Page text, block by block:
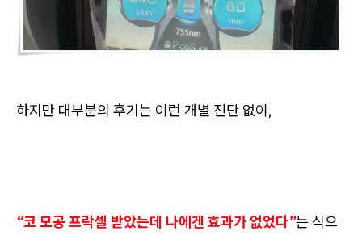
하지만 대부분의 후기는 이런 개별 진단 없이,
“코 모공 프락셀 받았는데 나에겐 효과가 없었다”는 식으